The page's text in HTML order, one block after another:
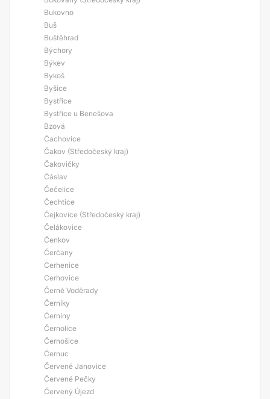
Bukovno
Buš
Buštěhrad
Býchory
Býkev
Bykoš
Byšice
Bystřice
Bystřice u Benešova
Bzová
Čachovice
Čakov (Středočeský kraj)
Čakovičky
Čáslav
Čečelice
Čechtice
Čejkovice (Středočeský kraj)
Čelákovice
Čenkov
Čerčany
Cerhenice
Cerhovice
Černé Voděrady
Černíky
Černíny
Černolice
Černošice
Černuc
Červené Janovice
Červené Pečky
Červený Újezd